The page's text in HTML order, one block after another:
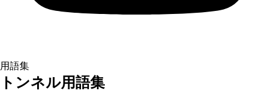
用語集
トンネル用語集